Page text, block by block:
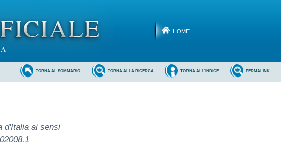
HOME
PERMALINK
TORNA ALL'INDICE
TORNA ALLA RICERCA
TORNA AL SOMMARIO
d'Italia ai sensi